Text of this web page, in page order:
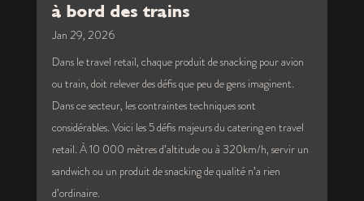
à bord des trains
Jan 29, 2026
Dans le travel retail, chaque produit de snacking pour avion
ou train, doit relever des défis que peu de gens imaginent.
Dans ce secteur, les contraintes techniques sont
considérables. Voici les 5 défis majeurs du catering en travel
retail. À 10 000 mètres d’altitude ou à 320km/h, servir un
sandwich ou un produit de snacking de qualité n’a rien
d’ordinaire.